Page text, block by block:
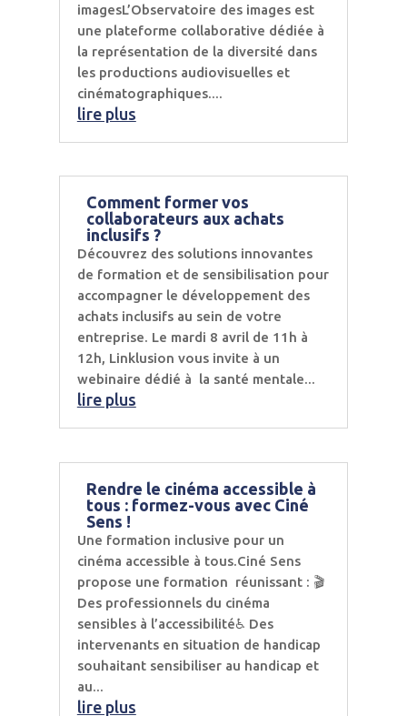
imagesL’Observatoire des images est
une plateforme collaborative dédiée à
la représentation de la diversité dans
les productions audiovisuelles et
cinématographiques....
lire plus
Comment former vos
collaborateurs aux achats
inclusifs ?
Découvrez des solutions innovantes
de formation et de sensibilisation pour
accompagner le développement des
achats inclusifs au sein de votre
entreprise. Le mardi 8 avril de 11h à
12h, Linklusion vous invite à un
webinaire dédié à la santé mentale...
lire plus
Rendre le cinéma accessible à
tous : formez-vous avec Ciné
Sens !
Une formation inclusive pour un
cinéma accessible à tous.Ciné Sens
propose une formation réunissant : 🎬
Des professionnels du cinéma
sensibles à l’accessibilité♿ Des
intervenants en situation de handicap
souhaitant sensibiliser au handicap et
au...
lire plus